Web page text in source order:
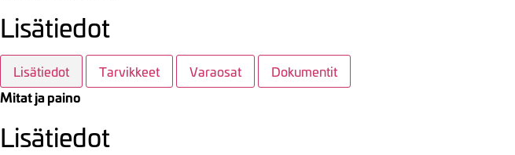
Lisätiedot
Lisätiedot Tarvikkeet Varaosat Dokumentit
Mitat ja paino
Lisätiedot